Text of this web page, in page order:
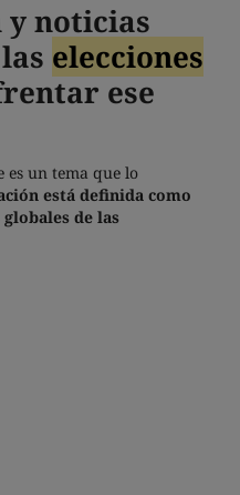
noticias
elecciones
ese
es un tema que lo
está definida como
de las